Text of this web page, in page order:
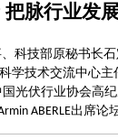
把脉行业发
科技部原秘书长
技术交流中心
光伏行业协会高
ABERLE出席论